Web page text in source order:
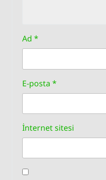
Ad *
E-posta *
İnternet sitesi